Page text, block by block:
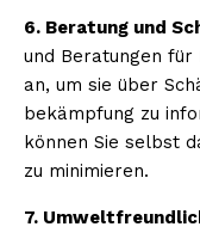
6. Beratung und
und Beratungen
an, um sie über
bekämpfung zu
können Sie selbst
zu minimieren.
7.